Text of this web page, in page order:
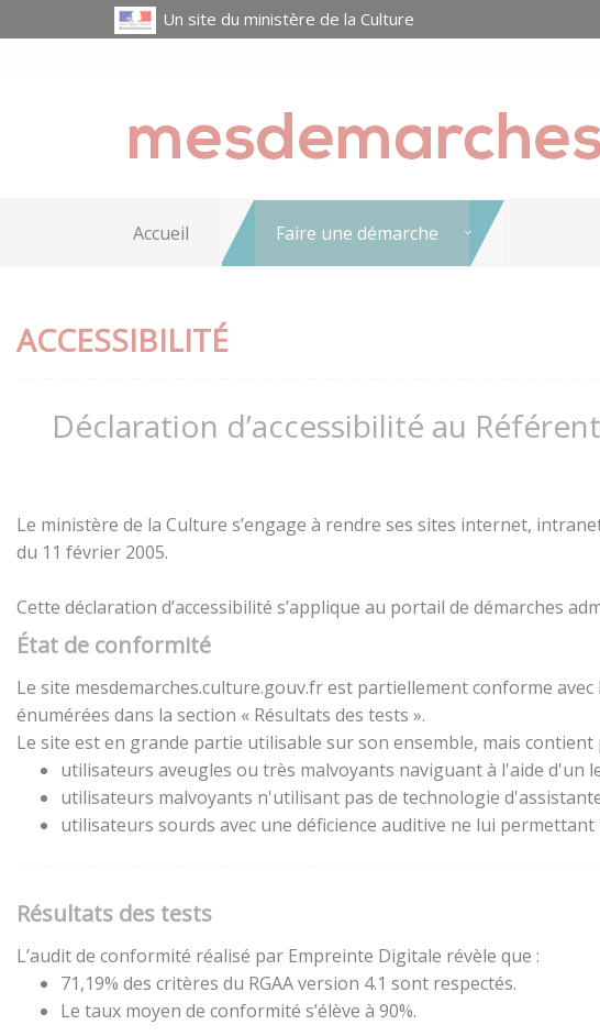
Un site du ministère de la Culture
Accueil Faire une démarche
ACCESSIBILITÉ
Déclaration d’accessibilité au
Le ministère de la Culture s’engage à rendre ses sites internet,
du 11 février 2005.
Cette déclaration d’accessibilité s’applique au portail de démarches
État de conformité
Le site mesdemarches.culture.gouv.fr est partiellement conforme
énumérées dans la section « Résultats des tests ».
Le site est en grande partie utilisable sur son ensemble, mais
utilisateurs aveugles ou très malvoyants naviguant à l'aide d'un
utilisateurs malvoyants n'utilisant pas de technologie
utilisateurs sourds avec une déficience auditive ne lui
Résultats des tests
L’audit de conformité réalisé par Empreinte Digitale révèle que :
71,19% des critères du RGAA version 4.1 sont respectés.
Le taux moyen de conformité s’élève à 90%.